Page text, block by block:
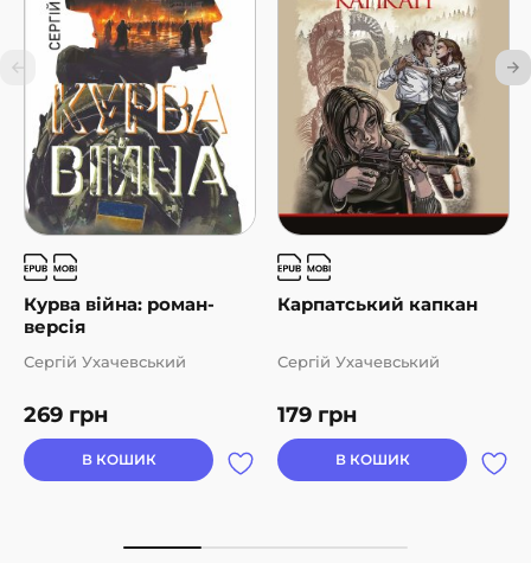
Курва війна: роман-
версія
269 грн
Сергій Ухачевський
В КОШИК
Карпатський капкан
179 грн
Сергій Ухачевський
В КОШИК